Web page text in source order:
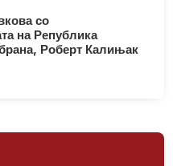
со
на Република
Роберт Калињак